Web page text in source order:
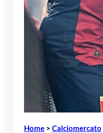
Home > Calciomercato